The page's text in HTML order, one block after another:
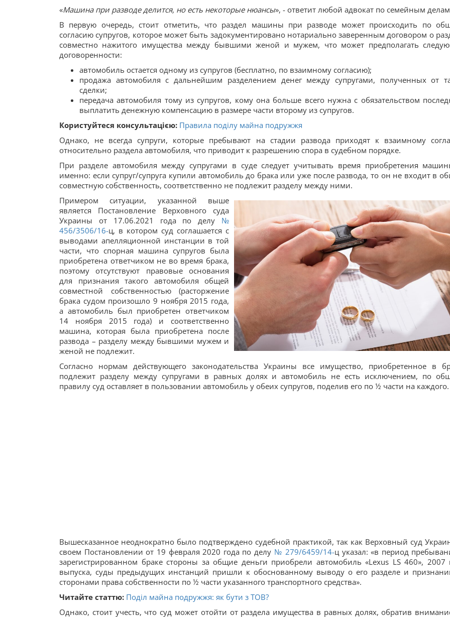
«Машина при разводе делится, но есть некоторые нюансы», - ответит любой адвокат по семейным
В первую очередь, стоит отметить, что раздел машины при разводе может происходить по
согласию супругов, которое может быть задокументировано нотариально заверенным договором о
совместно нажитого имущества между бывшими женой и мужем, что может предполагать
договоренности:
автомобиль остается одному из супругов (бесплатно, по взаимному согласию);
продажа автомобиля с дальнейшим разделением денег между супругами, полученных от
сделки;
передача автомобиля тому из супругов, кому она больше всего нужна с обязательством
выплатить денежную компенсацию в размере части второму из супругов.
Користуйтеся консультацією: Правила поділу майна подружжя
Однако, не всегда супруги, которые пребывают на стадии развода приходят к взаимному
относительно раздела автомобиля, что приводит к разрешению спора в судебном порядке.
При разделе автомобиля между супругами в суде следует учитывать время приобретения
именно: если супруг/супруга купили автомобиль до брака или уже после развода, то он не входит в
совместную собственность, соответственно не подлежит разделу между ними.
Примером ситуации, указанной выше
является Постановление Верховного суда
Украины от 17.06.2021 года по делу №
456/3506/16-ц, в котором суд соглашается с
выводами апелляционной инстанции в той
части, что спорная машина супругов была
приобретена ответчиком не во время брака,
поэтому отсутствуют правовые основания
для признания такого автомобиля общей
совместной собственностью (расторжение
брака судом произошло 9 ноября 2015 года,
а автомобиль был приобретен ответчиком
14 ноября 2015 года) и соответственно
машина, которая была приобретена после
развода – разделу между бывшими мужем и
женой не подлежит.
Согласно нормам действующего законодательства Украины все имущество, приобретенное в
подлежит разделу между супругами в равных долях и автомобиль не есть исключением, по
правилу суд оставляет в пользовании автомобиль у обеих супругов, поделив его по ½ части на каждого.
Вышесказанное неоднократно было подтверждено судебной практикой, так как Верховный суд
своем Постановлении от 19 февраля 2020 года по делу № 279/6459/14-ц указал: «в период
зарегистрированном браке стороны за общие деньги приобрели автомобиль «Lexus LS 460», 2007
выпуска, суды предыдущих инстанций пришли к обоснованному выводу о его разделе и
сторонами права собственности по ½ части указанного транспортного средства».
Читайте статтю: Поділ майна подружжя: як бути з ТОВ?
Однако, стоит учесть, что суд может отойти от раздела имущества в равных долях, обратив